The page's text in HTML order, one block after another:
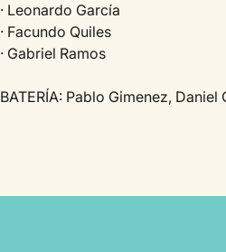
· Leonardo García
· Facundo Quiles
· Gabriel Ramos
BATERÍA: Pablo Gimenez,